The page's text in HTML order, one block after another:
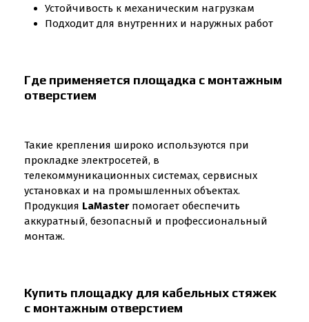
Устойчивость к механическим нагрузкам
Подходит для внутренних и наружных работ
Где применяется площадка с монтажным
отверстием
Такие крепления широко используются при
прокладке электросетей, в
телекоммуникационных системах, сервисных
установках и на промышленных объектах.
Продукция LaMaster помогает обеспечить
аккуратный, безопасный и профессиональный
монтаж.
Купить площадку для кабельных стяжек
с монтажным отверстием